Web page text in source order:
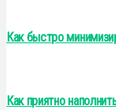
Как быстро
Как приятно